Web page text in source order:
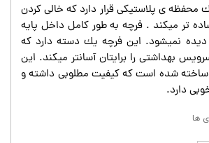
ى پلاستيكى قرار دارد كه خالی کردن
تر ميكند . فرچه به طور كامل داخل پايه
ديده نمیشود. اين فرچه يك دسته دارد كه
بهداشتى را برايتان آسانتر ميكند. اين
شده است كه كيفيت مطلوبى داشته و
دارد.
ها